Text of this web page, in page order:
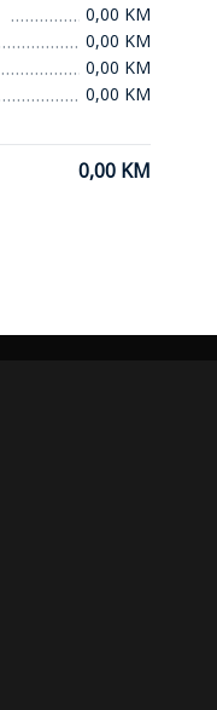
0,00 KM
0,00 KM
0,00 KM
0,00 KM
0,00 KM